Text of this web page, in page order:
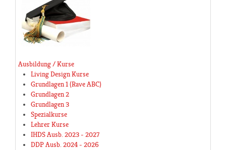
Ausbildung / Kurse
Living Design Kurse
Grundlagen 1 (Rave ABC)
Grundlagen 2
Grundlagen 3
Spezialkurse
Lehrer Kurse
IHDS Ausb. 2023 - 2027
DDP Ausb. 2024 - 2026